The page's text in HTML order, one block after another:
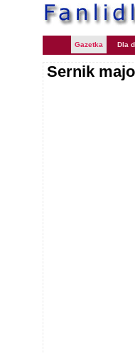
Gazetka Dla
Sernik